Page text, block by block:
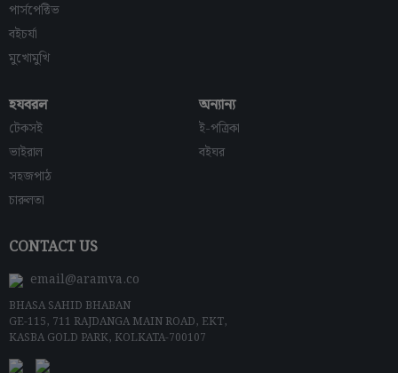
পার্সপেক্টিভ
বইচর্যা
মুখোমুখি
হযবরল
টেকসই
ভাইরাল
সহজপাঠ
চারুলতা
অন্যান্য
ই-পত্রিকা
বইঘর
CONTACT US
email@aramva.co
BHASA SAHID BHABAN
GE-115, 711 RAJDANGA MAIN ROAD, EKT,
KASBA GOLD PARK, KOLKATA-700107